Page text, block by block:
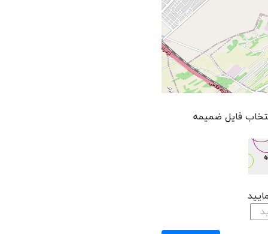
فایل ضمیمه